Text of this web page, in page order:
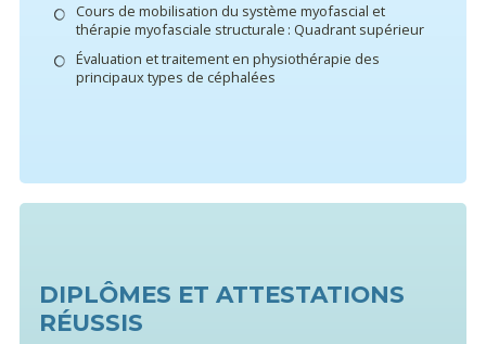
Cours de mobilisation du système myofascial et
thérapie myofasciale structurale : Quadrant supérieur
Évaluation et traitement en physiothérapie des
principaux types de céphalées
DIPLÔMES ET ATTESTATIONS
RÉUSSIS